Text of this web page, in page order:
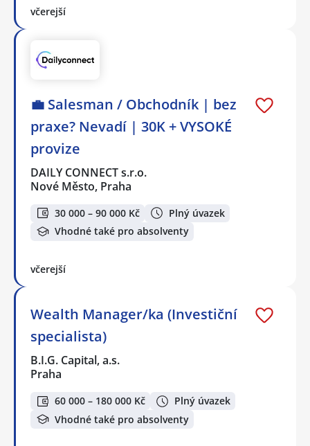
včerejší
💼 Salesman / Obchodník | bez
praxe? Nevadí | 30K + VYSOKÉ
provize
DAILY CONNECT s.r.o.
Nové Město, Praha
30 000 – 90 000 Kč
Plný úvazek
Vhodné také pro absolventy
včerejší
Wealth Manager/ka (Investiční
specialista)
B.I.G. Capital, a.s.
Praha
60 000 – 180 000 Kč
Plný úvazek
Vhodné také pro absolventy